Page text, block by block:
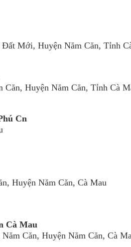
Mới, Huyện Năm Căn, Tỉnh
Huyện Năm Căn, Tỉnh Cà
Cn
Huyện Năm Căn, Cà Mau
Cà Mau
Căn, Huyện Năm Căn, Cà